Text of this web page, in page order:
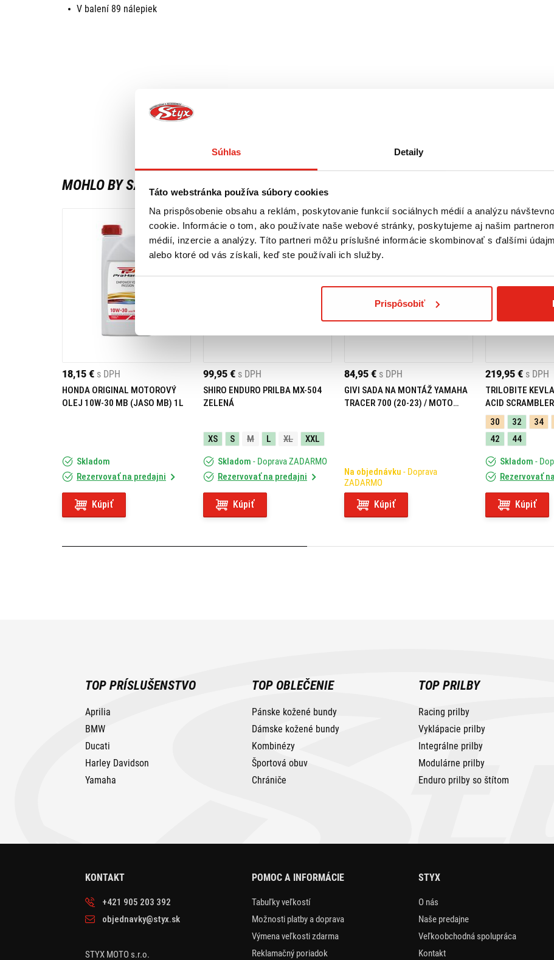
Súhlas Detaily
Táto webstránka používa súbory cookies
Na prispôsobenie obsahu a reklám, poskytovanie funkcií sociálnych médií a analýzu
cookie. Informácie o tom, ako používate naše webové stránky, poskytujeme aj našim
médií, inzercie a analýzy. Títo partneri môžu príslušné informácie skombinovať s ďalšími
alebo ktoré od vás získali, keď ste používali ich služby.
Prispôsobiť
V balení 89 nálepiek
MOHLO BY SA VÁM PÁČIŤ
18,15 € s DPH
HONDA ORIGINAL MOTOROVÝ
OLEJ 10W-30 MB (JASO MB) 1L
Skladom
Rezervovať na predajni
Kúpiť
99,95 € s DPH
SHIRO ENDURO PRILBA MX-504
ZELENÁ
XS S M L XL XXL
Skladom - Doprava ZADARMO
Rezervovať na predajni
Kúpiť
84,95 € s DPH
GIVI SADA NA MONTÁŽ YAMAHA
TRACER 700 (20-23) / MOTO
Na objednávku - Doprava
ZADARMO
Kúpiť
219,95 € s DPH
TRILOBITE
ACID
30
32 34
42
44
Skladom -
Rezervovať
Kúpiť
TOP PRÍSLUŠENSTVO
Aprilia
BMW
Ducati
Harley Davidson
Yamaha
TOP OBLEČENIE
Pánske kožené bundy
Dámske kožené bundy
Kombinézy
Športová obuv
Chrániče
TOP PRILBY
Racing prilby
Vyklápacie prilby
Integrálne prilby
Modulárne prilby
Enduro prilby so štítom
KONTAKT
+421 905 203 392
objednavky@styx.sk
STYX MOTO s.r.o.
POMOC A INFORMÁCIE
Tabuľky veľkostí
Možnosti platby a doprava
Výmena veľkosti zdarma
Reklamačný poriadok
STYX
O nás
Naše predajne
Veľkoobchodná spolupráca
Kontakt